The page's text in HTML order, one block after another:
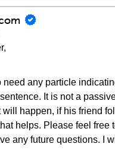
need any particle
It is not a
will happen, if his friend
helps. Please feel free
any future questions. I